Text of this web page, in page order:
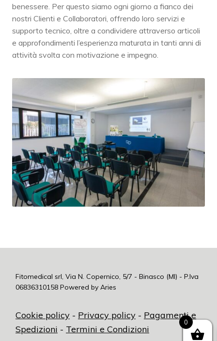
benessere. Per questo siamo ogni giorno a fianco dei
nostri Clienti e Collaboratori, offrendo loro servizi e
supporto tecnico, oltre a condividere attraverso articoli
e approfondimenti l’esperienza maturata in tanti anni di
attività svolta con motivazione e impegno.
Fitomedical srl, Via N. Copernico, 5/7 - Binasco (MI) - P.Iva
06836310158 Powered by Aries
Cookie policy - Privacy policy - Pagamenti e
Spedizioni - Termini e Condizioni
0